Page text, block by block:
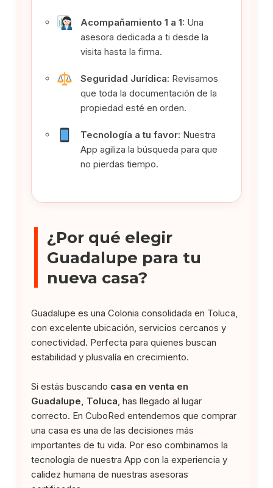
Acompañamiento 1 a 1: Una
asesora dedicada a ti desde la
visita hasta la firma.
Seguridad Jurídica: Revisamos
que toda la documentación de la
propiedad esté en orden.
Tecnología a tu favor: Nuestra
App agiliza la búsqueda para que
no pierdas tiempo.
¿Por qué elegir
Guadalupe para tu
nueva casa?
Guadalupe es una Colonia consolidada en Toluca,
con excelente ubicación, servicios cercanos y
conectividad. Perfecta para quienes buscan
estabilidad y plusvalía en crecimiento.
Si estás buscando casa en venta en
Guadalupe, Toluca , has llegado al lugar
correcto. En CuboRed entendemos que comprar
una casa es una de las decisiones más
importantes de tu vida. Por eso combinamos la
tecnología de nuestra App con la experiencia y
calidez humana de nuestras asesoras